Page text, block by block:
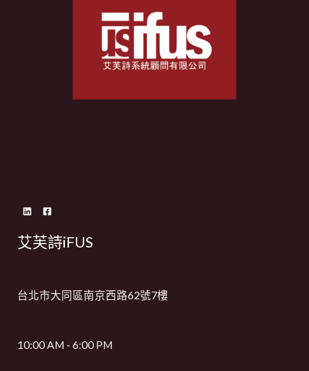
艾芙詩iFUS
台北市大同區南京西路62號7樓
10:00 AM - 6:00 PM